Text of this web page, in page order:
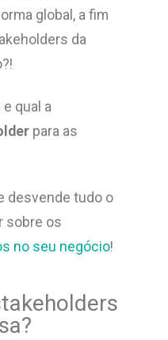
global, a fim
da
qual a
para as
desvende tudo o
sobre os
no seu negócio!